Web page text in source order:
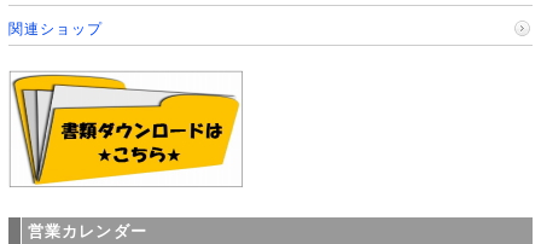
関連ショップ
営業カレンダー